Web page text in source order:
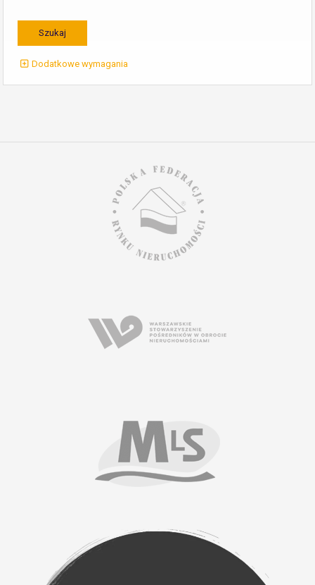
Dodatkowe wymagania